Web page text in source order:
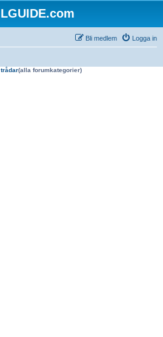
Logga in
Bli medlem
(alla forumkategorier)